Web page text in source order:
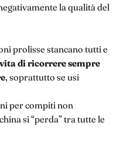
la qualità del
prolisse stancano tutti e
di ricorrere sempre
, soprattutto se usi
per compiti non
si “perda” tra tutte le